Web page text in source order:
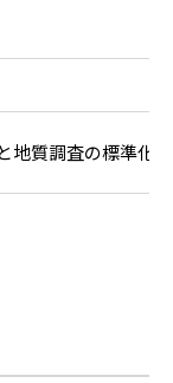
地質調査の標準化